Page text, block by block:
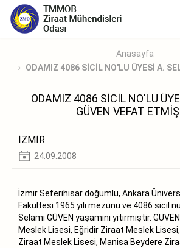
Anasayfa
ODAMIZ 4086 SİCİL NO'LU ÜYESİ A.
ODAMIZ 4086 SİCİL NO'LU
GÜVEN VEFAT
İZMİR
24.09.2008
İzmir Seferihisar doğumlu, Ankara
Fakültesi 1965 yılı mezunu ve 4086 sicil
Selami GÜVEN yaşamını yitirmiştir.
Meslek Lisesi, Eğridir Ziraat Meslek
Ziraat Meslek Lisesi, Manisa Beydere